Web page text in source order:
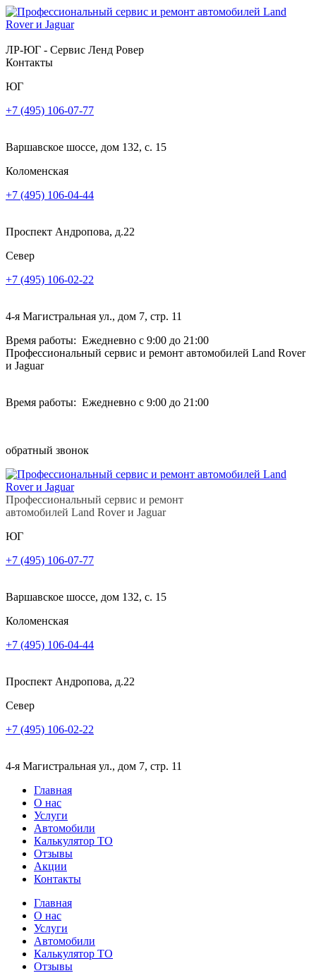
ЛР-ЮГ - Сервис Ленд Ровер
Контакты
ЮГ
+7 (495) 106-07-77
Варшавское шоссе, дом 132, с. 15
Коломенская
+7 (495) 106-04-44
Проспект Андропова, д.22
Север
+7 (495) 106-02-22
4-я Магистральная ул., дом 7, стр. 11
Время работы: Ежедневно с 9:00 до 21:00
Профессиональный сервис и ремонт автомобилей Land Rover
и Jaguar
Время работы: Ежедневно с 9:00 до 21:00
обратный звонок
Профессиональный сервис и ремонт
автомобилей Land Rover и Jaguar
ЮГ
+7 (495) 106-07-77
Варшавское шоссе, дом 132, с. 15
Коломенская
+7 (495) 106-04-44
Проспект Андропова, д.22
Север
+7 (495) 106-02-22
4-я Магистральная ул., дом 7, стр. 11
Главная
О нас
Услуги
Автомобили
Калькулятор ТО
Отзывы
Акции
Контакты
Главная
О нас
Услуги
Автомобили
Калькулятор ТО
Отзывы